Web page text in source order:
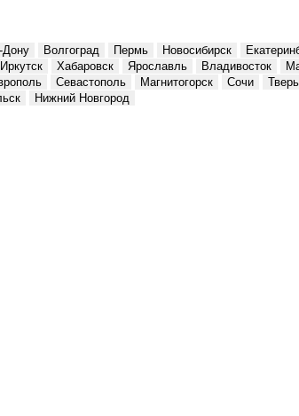
Дону Волгоград Пермь Новосибирск
Иркутск Хабаровск Ярославль Владивосток
Севастополь Магнитогорск Сочи Тверь
Нижний Новгород